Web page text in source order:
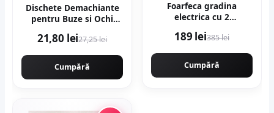
Dischete Demachiante
pentru Buze si Ochi
30buc
21,80 lei27,25 lei
Cumpără
Foarfeca gradina
electrica cu 2
pentru gradina,
Valiza, profesional
Motoyama Japan
189 lei385 lei
Cumpără